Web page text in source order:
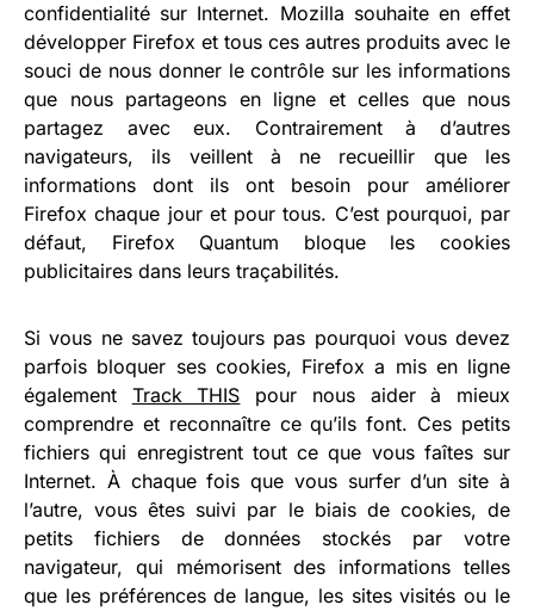
confidentialité sur Internet. Mozilla souhaite en effet
développer Firefox et tous ces autres produits avec le
souci de nous donner le contrôle sur les informations
que nous partageons en ligne et celles que nous
partagez avec eux. Contrairement à d’autres
navigateurs, ils veillent à ne recueillir que les
informations dont ils ont besoin pour améliorer
Firefox chaque jour et pour tous. C’est pourquoi, par
défaut, Firefox Quantum bloque les cookies
publicitaires dans leurs traçabilités.
Si vous ne savez toujours pas pourquoi vous devez
parfois bloquer ses cookies, Firefox a mis en ligne
également Track THIS pour nous aider à mieux
comprendre et reconnaître ce qu’ils font. Ces petits
fichiers qui enregistrent tout ce que vous faîtes sur
Internet. À chaque fois que vous surfer d’un site à
l’autre, vous êtes suivi par le biais de cookies, de
petits fichiers de données stockés par votre
navigateur, qui mémorisent des informations telles
que les préférences de langue, les sites visités ou le